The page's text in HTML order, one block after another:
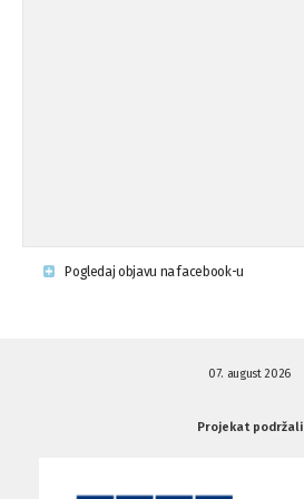
Pogledaj objavu na facebook-u
07. august 2026
Projekat podržali